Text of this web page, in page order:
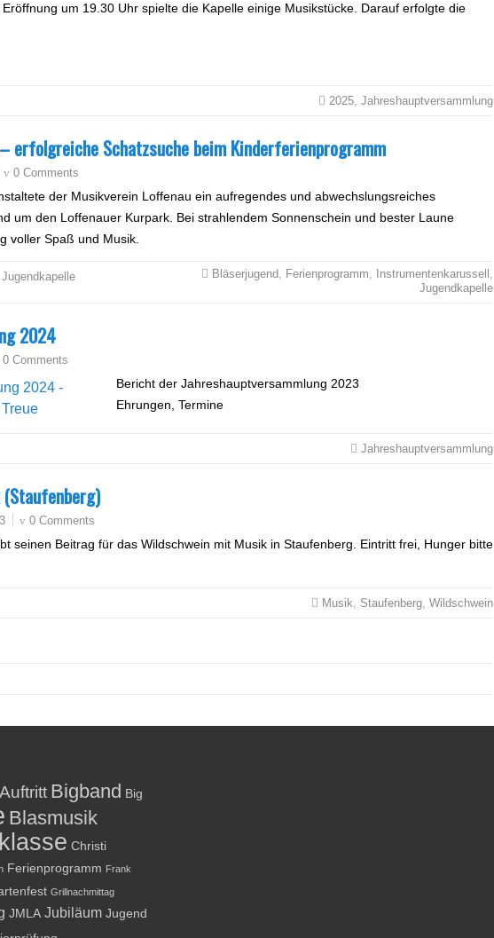
Eröffnung um 19.30 Uhr spielte die Kapelle einige Musikstücke. Darauf erfolgte die
2025, Jahreshauptversammlung
erfolgreiche Schatzsuche beim Kinderferienprogramm
0 Comments
der Musikverein Loffenau ein aufregendes und abwechslungsreiches
um den Loffenauer Kurpark. Bei strahlendem Sonnenschein und bester Laune
voller Spaß und Musik.
Jugendkapelle Bläserjugend, Ferienprogramm, Instrumentenkarussell ,
Jugendkapelle
2024
0 Comments
Bericht der Jahreshauptversammlung 2023
Ehrungen, Termine
Jahreshauptversammlung
0 Comments
seinen Beitrag für das Wildschwein mit Musik in Staufenberg. Eintritt frei, Hunger bitte
Musik, Staufenberg, Wildschwein
Auftritt Bigband Big
Blasmusik
Christi
Ferienprogramm Frank
Grillnachmittag
JMLA Jubiläum Jugend